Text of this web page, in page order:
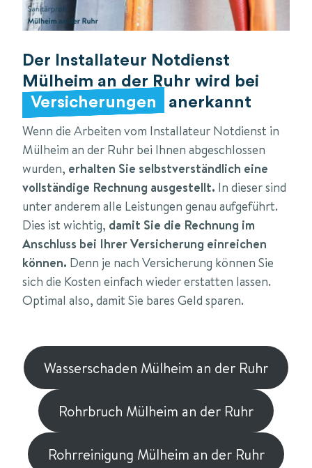
Der Installateur Notdienst
Mülheim an der Ruhr wird bei
Versicherungen
anerkannt
Wenn die Arbeiten vom Installateur Notdienst in
Mülheim an der Ruhr bei Ihnen abgeschlossen
wurden, erhalten Sie selbstverständlich eine
vollständige Rechnung ausgestellt. In dieser sind
unter anderem alle Leistungen genau aufgeführt.
Dies ist wichtig, damit Sie die Rechnung im
Anschluss bei Ihrer Versicherung einreichen
können. Denn je nach Versicherung können Sie
sich die Kosten einfach wieder erstatten lassen.
Optimal also, damit Sie bares Geld sparen.
Wasserschaden Mülheim an der Ruhr
Rohrbruch Mülheim an der Ruhr
Rohrreinigung Mülheim an der Ruhr